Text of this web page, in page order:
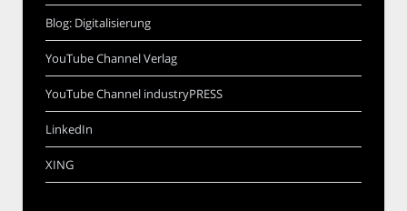
Blog: Digitalisierung
YouTube Channel Verlag
YouTube Channel industryPRESS
LinkedIn
XING